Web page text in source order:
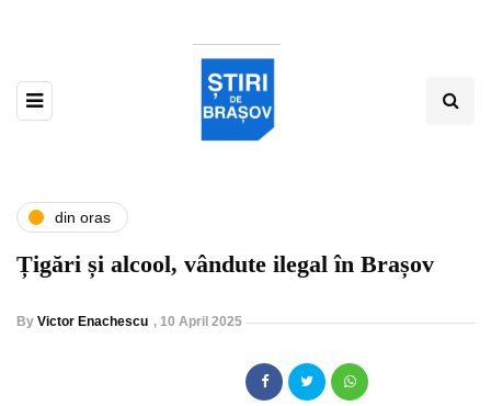
din oras
Țigări și alcool, vândute ilegal în Brașov
By Victor Enachescu , 10 April 2025